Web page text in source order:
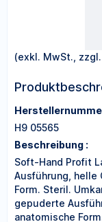
(exkl. MwSt.,
H9 05565
Beschreibung :
Soft-Hand Profit
Ausführung, helle
Form. Steril.
gepuderte
anatomische